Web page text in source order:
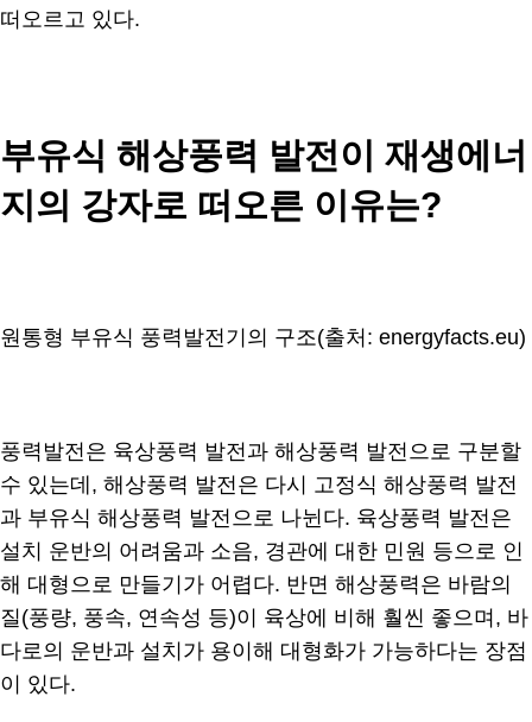
떠오르고 있다.
부유식 해상풍력 발전이 재생에너
지의 강자로 떠오른 이유는?
원통형 부유식 풍력발전기의 구조(출처: energyfacts.eu)
풍력발전은 육상풍력 발전과 해상풍력 발전으로 구분할
수 있는데, 해상풍력 발전은 다시 고정식 해상풍력 발전
과 부유식 해상풍력 발전으로 나뉜다. 육상풍력 발전은
설치 운반의 어려움과 소음, 경관에 대한 민원 등으로 인
해 대형으로 만들기가 어렵다. 반면 해상풍력은 바람의
질(풍량, 풍속, 연속성 등)이 육상에 비해 훨씬 좋으며, 바
다로의 운반과 설치가 용이해 대형화가 가능하다는 장점
이 있다.